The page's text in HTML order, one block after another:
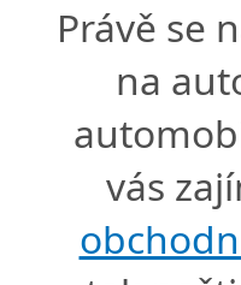
Právě se
na
vás